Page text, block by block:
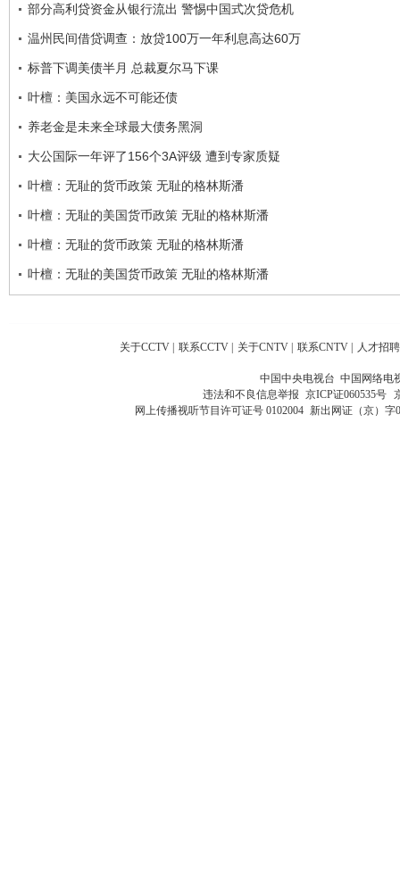
部分高利贷资金从银行流出 警惕中国式次贷危机
温州民间借贷调查：放贷100万一年利息高达60万
标普下调美债半月 总裁夏尔马下课
叶檀：美国永远不可能还债
养老金是未来全球最大债务黑洞
大公国际一年评了156个3A评级 遭到专家质疑
叶檀：无耻的货币政策 无耻的格林斯潘
叶檀：无耻的美国货币政策 无耻的格林斯潘
叶檀：无耻的货币政策 无耻的格林斯潘
叶檀：无耻的美国货币政策 无耻的格林斯潘
关于CCTV | 联系CCTV | 关于CNTV | 联系CNTV | 人才招聘
中国中央电视台 中国网络电
违法和不良信息举报 京ICP证060535号
网上传播视听节目许可证号 0102004 新出网证（京）